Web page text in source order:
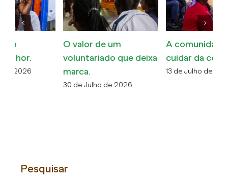
O valor de um
voluntariado que deixa
marca.
30 de Julho de 2026
A comunidade a
cuidar da comunidade.
13 de Julho de 2026
Pesquisar